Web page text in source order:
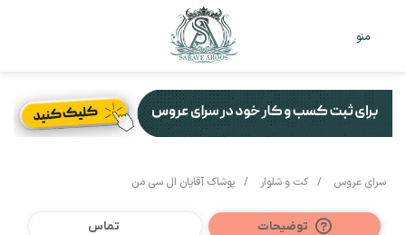
منو
سرای عروس / کت و شلوار / پوشاک آقایان ال سی من
توضیحات تماس